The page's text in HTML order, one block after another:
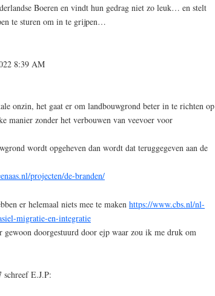
Boeren en vindt hun gedrag niet zo leuk… en stelt
te sturen om in te grijpen…
8:39 AM
onzin, het gaat er om landbouwgrond beter in te richten op
manier zonder het verbouwen van veevoer voor
wordt opgeheven dan wordt dat teruggegeven aan de
projecten/de-branden/
er helemaal niets mee te maken https://www.cbs.nl/nl-
migratie-en-integratie
gewoon doorgestuurd door ejp waar zou ik me druk om
E.J.P: